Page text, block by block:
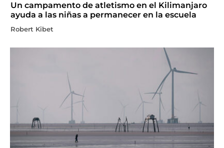
Un campamento de atletismo en el Kilimanjaro
ayuda a las niñas a permanecer en la escuela
Robert Kibet